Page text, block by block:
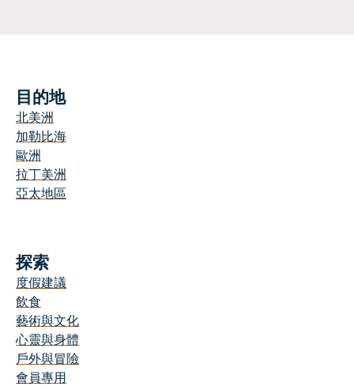
目的地
北美洲
加勒比海
歐洲
拉丁美洲
亞太地區
探索
度假建議
飲食
藝術與文化
心靈與身體
戶外與冒險
會員專用